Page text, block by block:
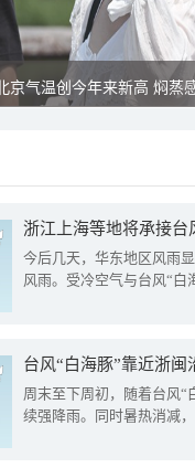
京气温创今年来新高 焖蒸
浙江上海等地将承接台
今后几天，华东地区风雨
风雨。受冷空气与台风“白
台风“白海豚”靠近浙
周末至下周初，随着台风“
续强降雨。同时暑热消减